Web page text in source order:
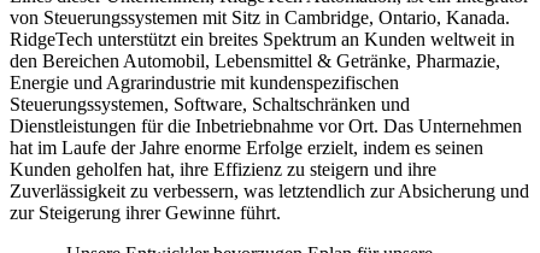
von Steuerungssystemen mit Sitz in Cambridge, Ontario, Kanada.
RidgeTech unterstützt ein breites Spektrum an Kunden weltweit in
den Bereichen Automobil, Lebensmittel & Getränke, Pharmazie,
Energie und Agrarindustrie mit kundenspezifischen
Steuerungssystemen, Software, Schaltschränken und
Dienstleistungen für die Inbetriebnahme vor Ort. Das Unternehmen
hat im Laufe der Jahre enorme Erfolge erzielt, indem es seinen
Kunden geholfen hat, ihre Effizienz zu steigern und ihre
Zuverlässigkeit zu verbessern, was letztendlich zur Absicherung und
zur Steigerung ihrer Gewinne führt.